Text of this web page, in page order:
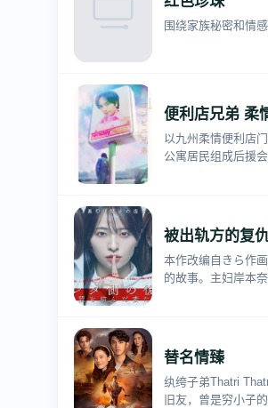
围绕家族秘密和情
便利店兄弟 柔
以九州柔情便利店
公寓居民组成后援
被出轨方的复
本作改编自きら作
的故事。主妇岸本
替名情臻
纨绔子弟Thatri
旧友，曾是穷小子